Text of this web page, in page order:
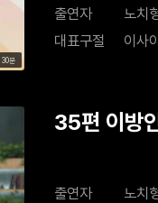
30분
출연자
노치
대표구절
이사
35편 이방
출연자
노치